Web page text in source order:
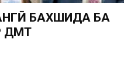
БАХШИДА БА
ДМТ